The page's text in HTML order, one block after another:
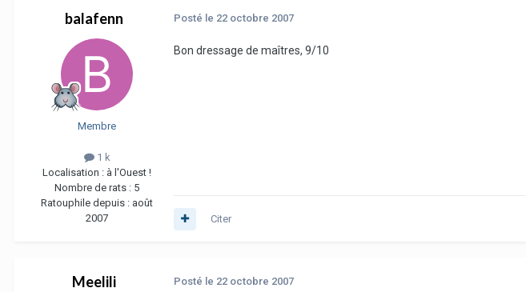
balafenn
Membre
1 k
Localisation : à l'Ouest !
Nombre de rats : 5
Ratouphile depuis : août
2007
Posté le 22 octobre 2007
Bon dressage de maîtres, 9/10
Citer
Meelili Posté le 22 octobre 2007